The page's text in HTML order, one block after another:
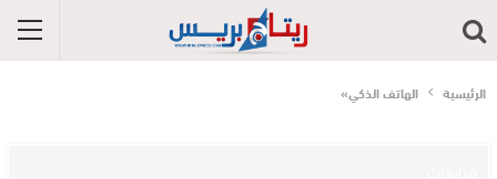
الرئيسية الهاتف الذكي»